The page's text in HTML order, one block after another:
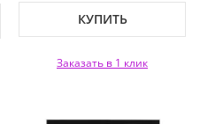
КУПИТЬ
Заказать в 1 клик